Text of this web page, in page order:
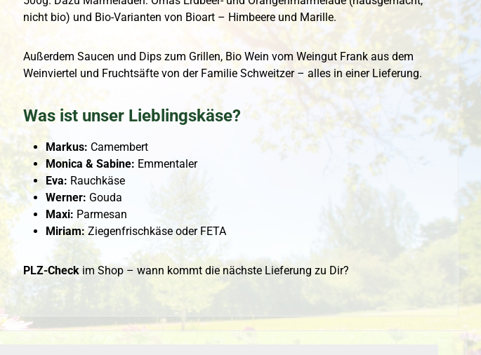
nicht bio) und Bio-Varianten von Bioart – Himbeere und Marille.
Außerdem Saucen und Dips zum Grillen, Bio Wein vom Weingut Frank aus dem
Weinviertel und Fruchtsäfte von der Familie Schweitzer – alles in einer Lieferung.
Was ist unser Lieblingskäse?
Markus: Camembert
Monica & Sabine: Emmentaler
Eva: Rauchkäse
Werner: Gouda
Maxi: Parmesan
Miriam:Ziegenfrischkäse oder FETA
PLZ-Check im Shop – wann kommt die nächste Lieferung zu Dir?